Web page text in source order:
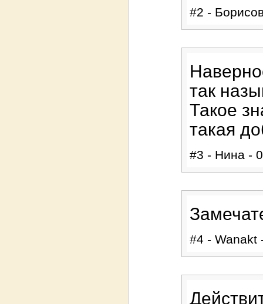
#2 -
так
Такое
такая
#3 - Нина -
#4 - Wanakt